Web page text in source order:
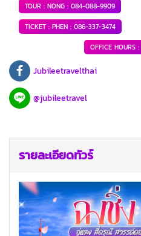
TOUR : NONG : 084-088-9909
TICKET : PHEN :086-337-3474
OFFICE HOURS :
Jubileetravelthai
@jubileetravel
รายละเอียดทัวร์